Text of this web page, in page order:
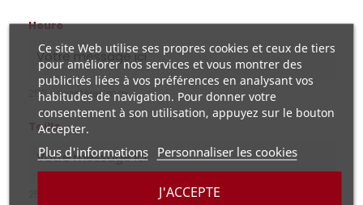
Ce site Web utilise ses propres cookies et ceux de tiers
pour améliorer nos services et vous montrer des
publicités liées à vos préférences en analysant vos
habitudes de navigation. Pour donner votre
consentement à son utilisation, appuyez sur le bouton
Accepter.
Plus d'informations Personnaliser les cookies
J'ACCEPTE
Heure
250 caractères max.
Taille